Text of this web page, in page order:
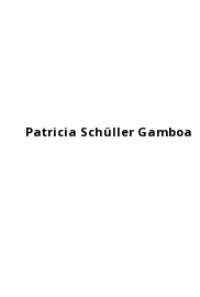
Patricia Schüller Gamboa